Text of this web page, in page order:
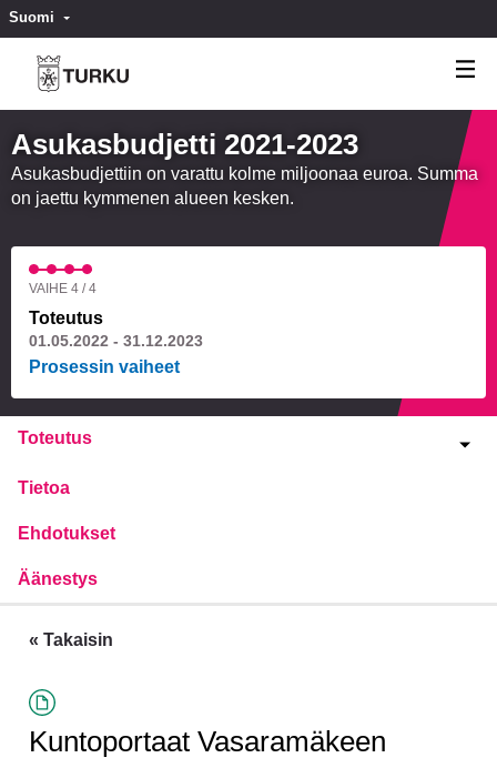
Suomi Valitse kieli
Asukasbudjetti 2021-2023
Asukasbudjettiin on varattu kolme miljoonaa euroa. Summa
on jaettu kymmenen alueen kesken.
VAIHE 4 / 4
Toteutus
01.05.2022 - 31.12.2023
Prosessin vaiheet
Toteutus
Tietoa
Ehdotukset
Äänestys
« Takaisin
Kuntoportaat Vasaramäkeen